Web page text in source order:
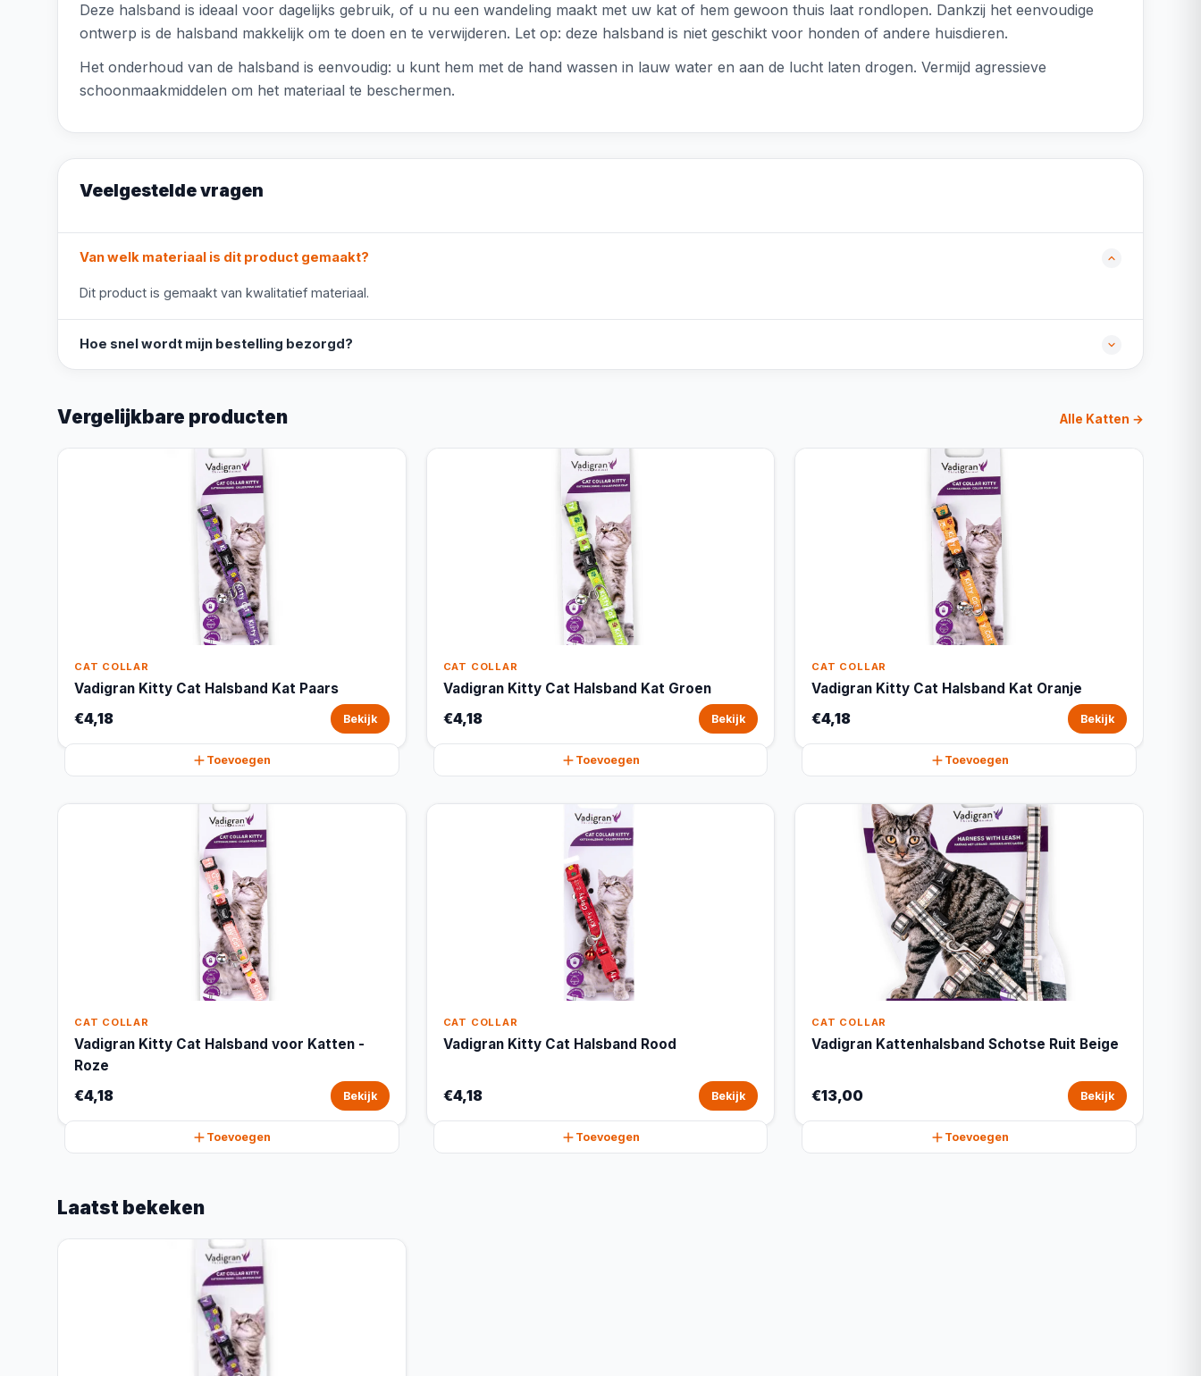
Deze halsband is ideaal voor dagelijks gebruik, of u nu een wandeling maakt met uw kat of hem gewoon thuis laat rondlopen. Dankzij het eenvoudige
ontwerp is de halsband makkelijk om te doen en te verwijderen. Let op: deze halsband is niet geschikt voor honden of andere huisdieren.
Het onderhoud van de halsband is eenvoudig: u kunt hem met de hand wassen in lauw water en aan de lucht laten drogen. Vermijd agressieve
schoonmaakmiddelen om het materiaal te beschermen.
Veelgestelde vragen
Van welk materiaal is dit product gemaakt?
Dit product is gemaakt van kwalitatief materiaal.
Hoe snel wordt mijn bestelling bezorgd?
Vergelijkbare producten Alle Katten →
CAT COLLAR
Vadigran Kitty Cat Halsband Kat Paars
€4,18 Bekijk
Toevoegen
CAT COLLAR
Vadigran Kitty Cat Halsband Kat Groen
€4,18 Bekijk
Toevoegen
CAT COLLAR
Vadigran Kitty Cat Halsband Kat Oranje
€4,18 Bekijk
Toevoegen
CAT COLLAR
Vadigran Kitty Cat Halsband voor Katten -
Roze
€4,18 Bekijk
Toevoegen
CAT COLLAR
Vadigran Kitty Cat Halsband Rood
€4,18 Bekijk
Toevoegen
CAT COLLAR
Vadigran Kattenhalsband Schotse Ruit Beige
€13,00 Bekijk
Toevoegen
Laatst bekeken